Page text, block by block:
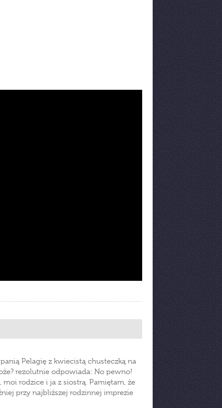
Pelagię z kwiecistą chusteczką na
rezolutnie odpowiada: No pewno!
rodzice i ja z siostrą. Pamiętam, że
przy najbliższej rodzinnej imprezie